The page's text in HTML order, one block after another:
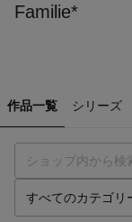
Familie*
作品一覧 シリーズ